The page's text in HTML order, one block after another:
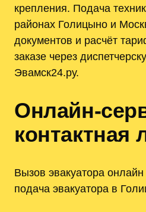
крепления. Подача
районах Голицыно и
документов и расчёт
заказе через
Эвамск24.ру.
Онлайн-
контактная
Вызов эвакуатора
подача эвакуатора в